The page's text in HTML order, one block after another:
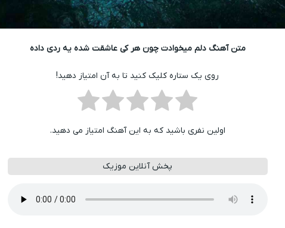
متن آهنگ دلم میخوادت چون هر کی عاشقت شده یه ردی داده
روی یک ستاره کلیک کنید تا به آن امتیاز دهید!
اولین نفری باشید که به این آهنگ امتیاز می دهید.
پخش آنلاین موزیک